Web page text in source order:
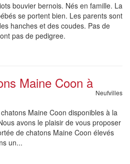
bouvier bernois. Nés en famille. La
se portent bien. Les parents sont
hanches et des coudes. Pas de
pas de pedigree.
Maine Coon à
Neufvilles
Maine Coon disponibles à la
avons le plaisir de vous proposer
de chatons Maine Coon élevés
un...